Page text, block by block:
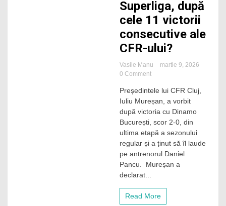
Superliga, după
cele 11 victorii
consecutive ale
CFR-ului?
Vasile Manu
martie 9, 2026
0 Commenton
vede
Iuliu
Mureșan
pentru
titlu
în
Superliga,
după
consecutive
Președintele lui CFR Cluj,
Iuliu Mureșan, a vorbit
după victoria cu Dinamo
București, scor 2-0, din
ultima etapă a sezonului
regular și a ținut să îl laude
pe antrenorul Daniel
Pancu. Mureșan a
declarat...
Read More